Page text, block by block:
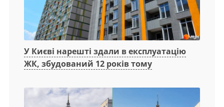
У Києві нарешті здали в експлуатацію
ЖК, збудований 12 років тому